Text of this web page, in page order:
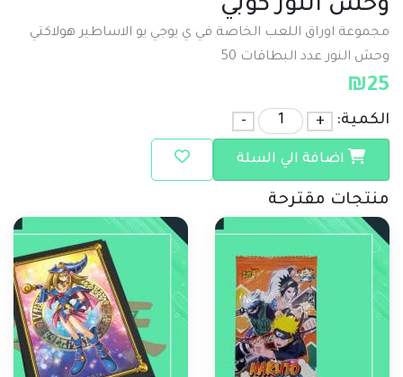
وحش النور كوبي
مجموعة اوراق اللعب الخاصة في ي يوجي يو الاساطير هولاكتي
وحش النور عدد البطاقات 50
₪25
الكمية: +
-
اضافة الي السلة
منتجات مقترحة